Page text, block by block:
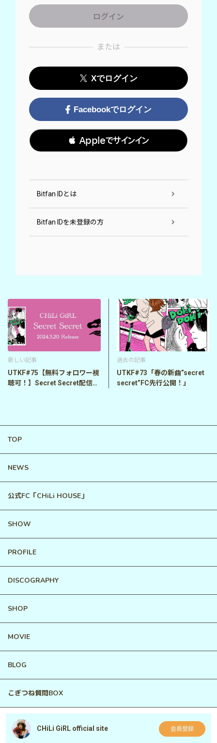
または
Xでログイン
Facebookでログイン
 Appleでサインイン
Bitfan IDとは
Bitfan IDを未登録の方
新しい記事
UTKF#75【無料フォロワー視
聴可！】Secret Secret配信開
過去の記事
UTKF#73「春の新曲”secret
secret”FC先行公開！」
TOP
NEWS
公式FC「CHiLi HOUSE」
SHOW
PROFILE
DISCOGRAPHY
SHOP
MOVIE
BLOG
こぎつね質問BOX
CHiLi GiRL official site 会員登録